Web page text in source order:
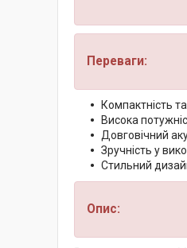
Переваги:
Компактність та
Висока
Довговічний
Зручність у
Стильний
Опис: